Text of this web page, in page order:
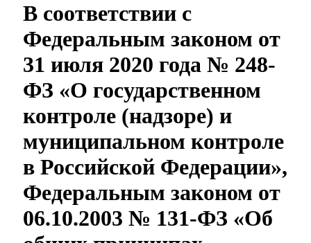
В соответствии с
Федеральным законом от
31 июля 2020 года № 248-
ФЗ «О государственном
контроле (надзоре) и
муниципальном контроле
в Российской Федерации»,
Федеральным законом от
06.10.2003 № 131-ФЗ «Об